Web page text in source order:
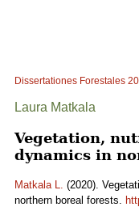
Dissertationes Forestales
Laura Matkala
Vegetation,
dynamics in
Matkala L. (2020).
northern boreal forests.